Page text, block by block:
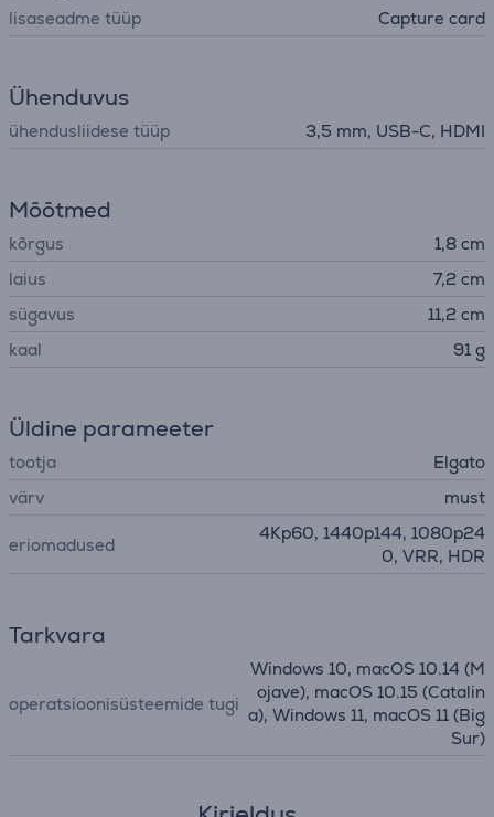
lisaseadme tüüp Capture card
Ühenduvus
ühendusliidese tüüp 3,5 mm, USB-C, HDMI
Mõõtmed
kõrgus
1,8 cm
laius
7,2 cm
sügavus
11,2 cm
kaal
91 g
Üldine parameeter
tootja
Elgato
värv
must
eriomadused
4Kp60, 1440p144, 1080p24
0, VRR, HDR
Tarkvara
operatsioonisüsteemide tugi
Windows 10, macOS 10.14 (M
ojave), macOS 10.15 (Catalin
a), Windows 11, macOS 11 (Big
Sur)